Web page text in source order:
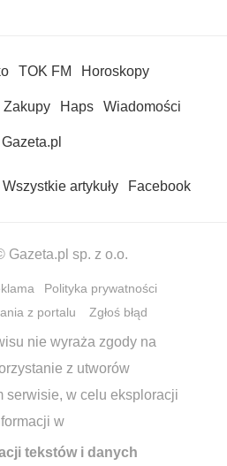
TOK FM Horoskopy
Zakupy Haps Wiadomości
Gazeta.pl
Wszystkie artykuły Facebook
Gazeta.pl sp. z o.o.
Polityka prywatności
z portalu
Zgłoś błąd
nie wyraża zgody na
z utworów
serwisie, w celu eksploracji
w
tekstów i danych